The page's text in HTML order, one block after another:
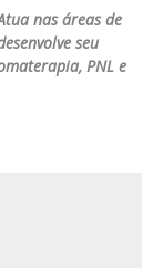
nas áreas de
seu
PNL e